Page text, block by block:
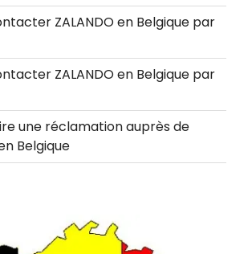
ZALANDO en Belgique par
ZALANDO en Belgique par
une réclamation auprès de
Belgique